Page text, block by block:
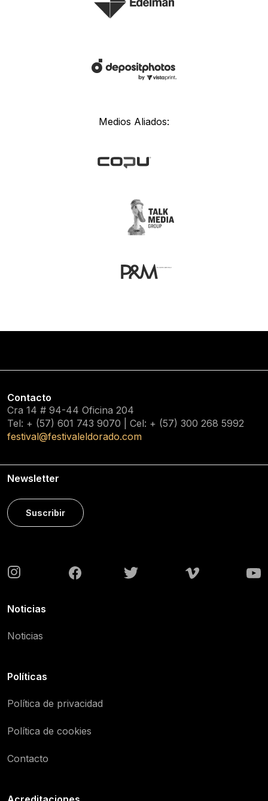
Medios Aliados:
Contacto
Cra 14 # 94-44 Oficina 204
Tel: + (57) 601 743 9070 | Cel: + (57) 300 268 5992
festival@festivaleldorado.com
Newsletter
Suscribir
Noticias
Noticias
Políticas
Política de privacidad
Política de cookies
Contacto